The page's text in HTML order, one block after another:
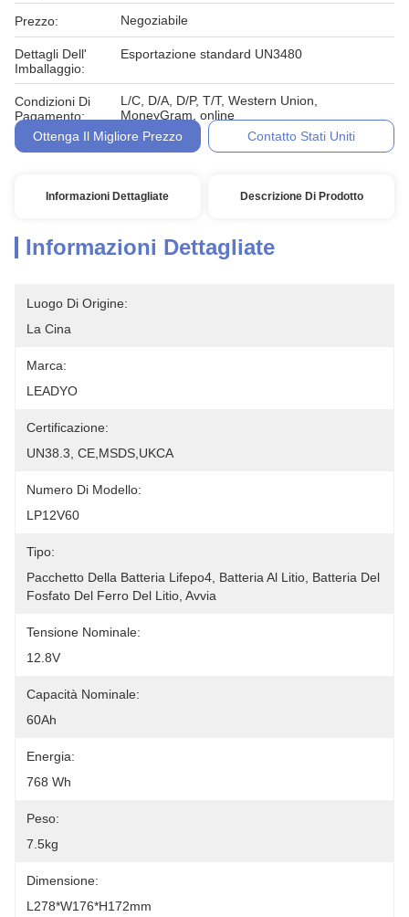
Prezzo: Negoziabile
Dettagli Dell'
Imballaggio:
Esportazione standard UN3480
Condizioni Di
Pagamento:
L/C, D/A, D/P, T/T, Western Union,
MoneyGram, online
Ottenga Il Migliore Prezzo
Contatto Stati Uniti
Informazioni Dettagliate Descrizione Di Prodotto
Informazioni Dettagliate
Luogo Di Origine:
La Cina
Marca:
LEADYO
Certificazione:
UN38.3, CE,MSDS,UKCA
Numero Di Modello:
LP12V60
Tipo:
Pacchetto Della Batteria Lifepo4, Batteria Al Litio, Batteria Del
Fosfato Del Ferro Del Litio, Avvia
Tensione Nominale:
12.8V
Capacità Nominale:
60Ah
Energia:
768 Wh
Peso:
7.5kg
Dimensione:
L278*W176*H172mm